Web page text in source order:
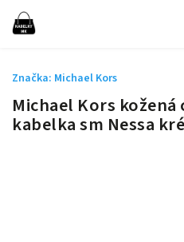
Michael Kors
kabelka sm Nessa
Značka: Michael Kors